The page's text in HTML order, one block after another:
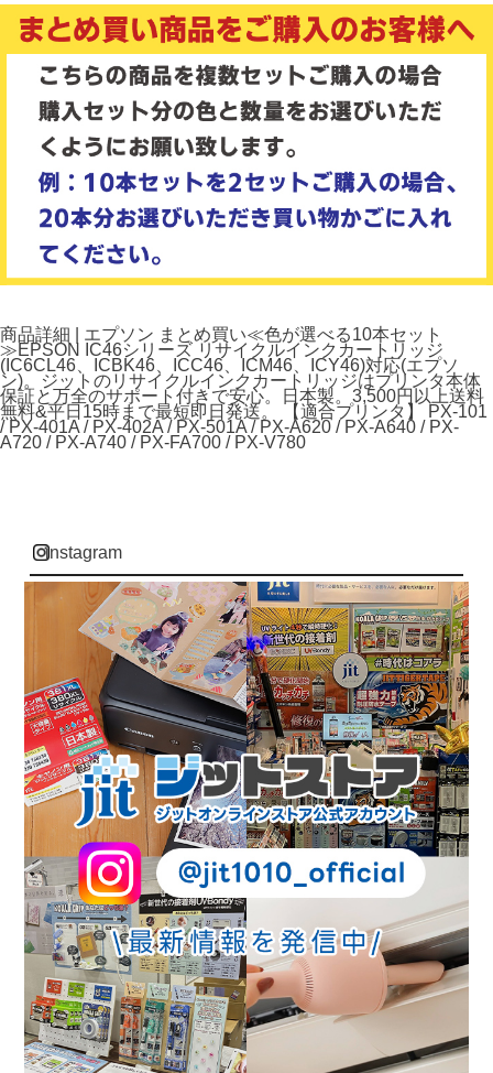
商品詳細 | エプソン まとめ買い≪色が選べる10本セット
≫EPSON IC46シリーズ リサイクルインクカートリッジ
(IC6CL46、ICBK46、ICC46、ICM46、ICY46)対応(エプソ
ン)。ジットのリサイクルインクカートリッジはプリンタ本体
保証と万全のサポート付きで安心。日本製。3,500円以上送料
無料&平日15時まで最短即日発送。 【適合プリンタ】 PX-101
/ PX-401A / PX-402A / PX-501A / PX-A620 / PX-A640 / PX-
A720 / PX-A740 / PX-FA700 / PX-V780
instagram